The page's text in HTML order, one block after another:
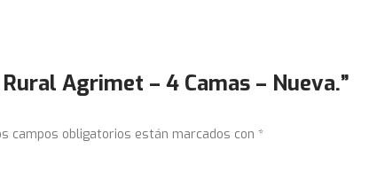
Agrimet – 4 Camas – Nueva.”
campos obligatorios están marcados con *